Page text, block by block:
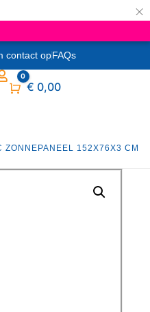
×
contact opFAQs
Winkelwagen
0
€ 0,00
ZONNEPANEEL 152X76X3 CM